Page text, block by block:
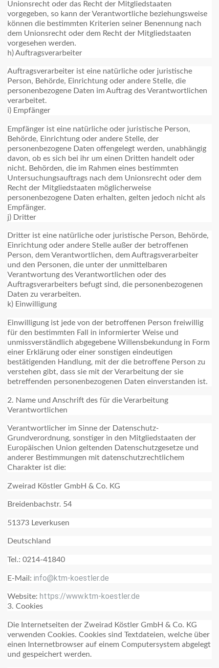
Unionsrecht oder das Recht der Mitgliedstaaten
vorgegeben, so kann der Verantwortliche beziehungsweise
können die bestimmten Kriterien seiner Benennung nach
dem Unionsrecht oder dem Recht der Mitgliedstaaten
vorgesehen werden.
h) Auftragsverarbeiter
Auftragsverarbeiter ist eine natürliche oder juristische
Person, Behörde, Einrichtung oder andere Stelle, die
personenbezogene Daten im Auftrag des Verantwortlichen
verarbeitet.
i) Empfänger
Empfänger ist eine natürliche oder juristische Person,
Behörde, Einrichtung oder andere Stelle, der
personenbezogene Daten offengelegt werden, unabhängig
davon, ob es sich bei ihr um einen Dritten handelt oder
nicht. Behörden, die im Rahmen eines bestimmten
Untersuchungsauftrags nach dem Unionsrecht oder dem
Recht der Mitgliedstaaten möglicherweise
personenbezogene Daten erhalten, gelten jedoch nicht als
Empfänger.
j) Dritter
Dritter ist eine natürliche oder juristische Person, Behörde,
Einrichtung oder andere Stelle außer der betroffenen
Person, dem Verantwortlichen, dem Auftragsverarbeiter
und den Personen, die unter der unmittelbaren
Verantwortung des Verantwortlichen oder des
Auftragsverarbeiters befugt sind, die personenbezogenen
Daten zu verarbeiten.
k) Einwilligung
Einwilligung ist jede von der betroffenen Person freiwillig
für den bestimmten Fall in informierter Weise und
unmissverständlich abgegebene Willensbekundung in Form
einer Erklärung oder einer sonstigen eindeutigen
bestätigenden Handlung, mit der die betroffene Person zu
verstehen gibt, dass sie mit der Verarbeitung der sie
betreffenden personenbezogenen Daten einverstanden ist.
2. Name und Anschrift des für die Verarbeitung
Verantwortlichen
Verantwortlicher im Sinne der Datenschutz-
Grundverordnung, sonstiger in den Mitgliedstaaten der
Europäischen Union geltenden Datenschutzgesetze und
anderer Bestimmungen mit datenschutzrechtlichem
Charakter ist die:
Zweirad Köstler GmbH & Co. KG
Breidenbachstr. 54
51373 Leverkusen
Deutschland
Tel.: 0214-41840
E-Mail: info@ktm-koestler.de
Website: https://www.ktm-koestler.de
3. Cookies
Die Internetseiten der Zweirad Köstler GmbH & Co. KG
verwenden Cookies. Cookies sind Textdateien, welche über
einen Internetbrowser auf einem Computersystem abgelegt
und gespeichert werden.